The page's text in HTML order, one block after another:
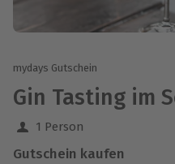
mydays Gutschein
Gin Tasting im
1 Person
Gutschein kaufen